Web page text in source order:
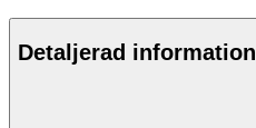
Detaljerad information